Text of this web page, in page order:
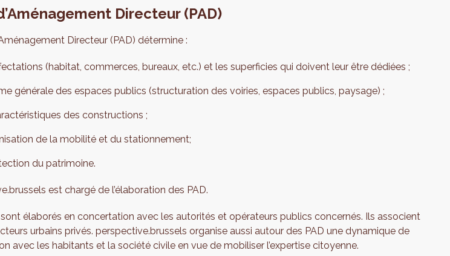
Directeur (PAD)
Directeur (PAD) détermine :
(habitat, commerces, bureaux, etc.) et les superficies qui doivent leur être dédiées ;
générale des espaces publics (structuration des voiries, espaces publics, paysage) ;
des constructions ;
de la mobilité et du stationnement;
du patrimoine.
est chargé de l’élaboration des PAD.
élaborés en concertation avec les autorités et opérateurs publics concernés. Ils associent
urbains privés. perspective.brussels organise aussi autour des PAD une dynamique de
avec les habitants et la société civile en vue de mobiliser l’expertise citoyenne.